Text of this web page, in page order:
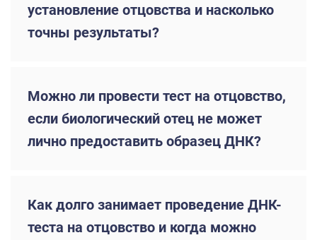
установление отцовства и насколько
точны результаты?
Можно ли провести тест на отцовство,
если биологический отец не может
лично предоставить образец ДНК?
Как долго занимает проведение ДНК-
теста на отцовство и когда можно